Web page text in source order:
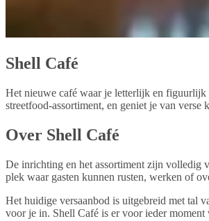
Shell Café
Het nieuwe café waar je letterlijk en figuurlijk
streetfood-assortiment, en geniet je van
Over Shell Café
De inrichting en het assortiment zijn volledig
plek waar gasten kunnen rusten, werken of
Het huidige versaanbod is uitgebreid met tal
voor je in. Shell Café is er voor ieder moment